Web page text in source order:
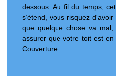
dessous. Au fil du temps,
s’étend, vous risquez
que quelque chose va
assurer que votre toit est
Couverture.